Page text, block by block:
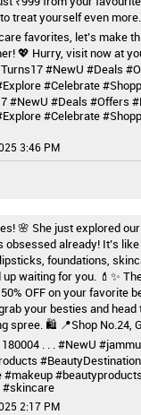
to treat yourself even
favorites, let’s make
💖 Hurry, visit now at
#NewU #Deals
#Celebrate
#NewU #Deals #Offers
#Celebrate
3:46 PM
🌸 She just explored
obsessed already! It’s
foundations,
waiting for you. 💄✨
OFF on your favorite
your besties and head
spree. 🛍️ 📍Shop No.24,
. . . #NewU
#makeup#beautyproducts
#skincare
2:17 PM